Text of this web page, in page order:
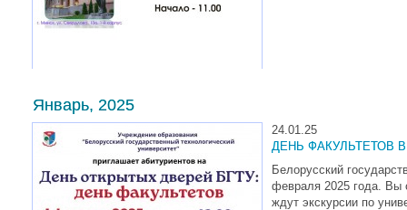
Январь, 2025
24.01.25
ДЕНЬ ФАКУЛЬТЕТОВ В
Белорусский
февраля 2025 года. Вы
ждут экскурсии по